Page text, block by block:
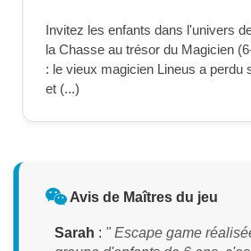
Invitez les enfants dans l'univers
la Chasse au trésor du Magicien
: le vieux magicien Lineus a perdu
et (...)
Avis de Maîtres du jeu
Sarah : " Escape game